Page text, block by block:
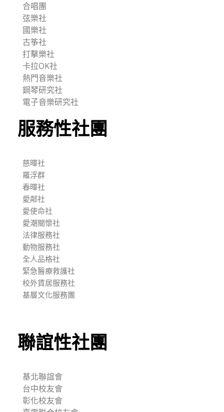
合唱團
弦樂社
國樂社
古筝社
打擊樂社
卡拉OK社
熱門音樂社
鋼琴研究社
電子音樂研究社
服務性社團
慈暉社
羅浮群
春暉社
愛鄰社
愛使命社
愛潮關懷社
法律服務社
動物服務社
全人品格社
緊急醫療救護社
校外賃居服務社
基層文化服務團
聯誼性社團
基北聯誼會
台中校友會
彰化校友會